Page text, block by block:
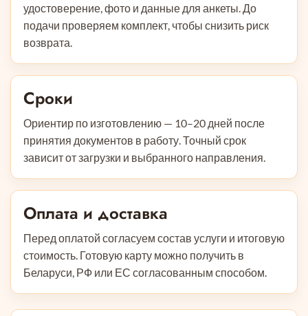
удостоверение, фото и данные для анкеты. До
подачи проверяем комплект, чтобы снизить риск
возврата.
Сроки
Ориентир по изготовлению — 10–20 дней после
принятия документов в работу. Точный срок
зависит от загрузки и выбранного направления.
Оплата и доставка
Перед оплатой согласуем состав услуги и итоговую
стоимость. Готовую карту можно получить в
Беларуси, РФ или ЕС согласованным способом.